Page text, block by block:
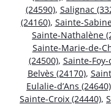
(24590), Salignac
(24160), Sainte-
Sainte-Nathalène
Sainte-Marie-de-
(24500), Sainte-
Belvès (24170),
Eulalie-d’Ans (24640)
Sainte-Croix (24440),